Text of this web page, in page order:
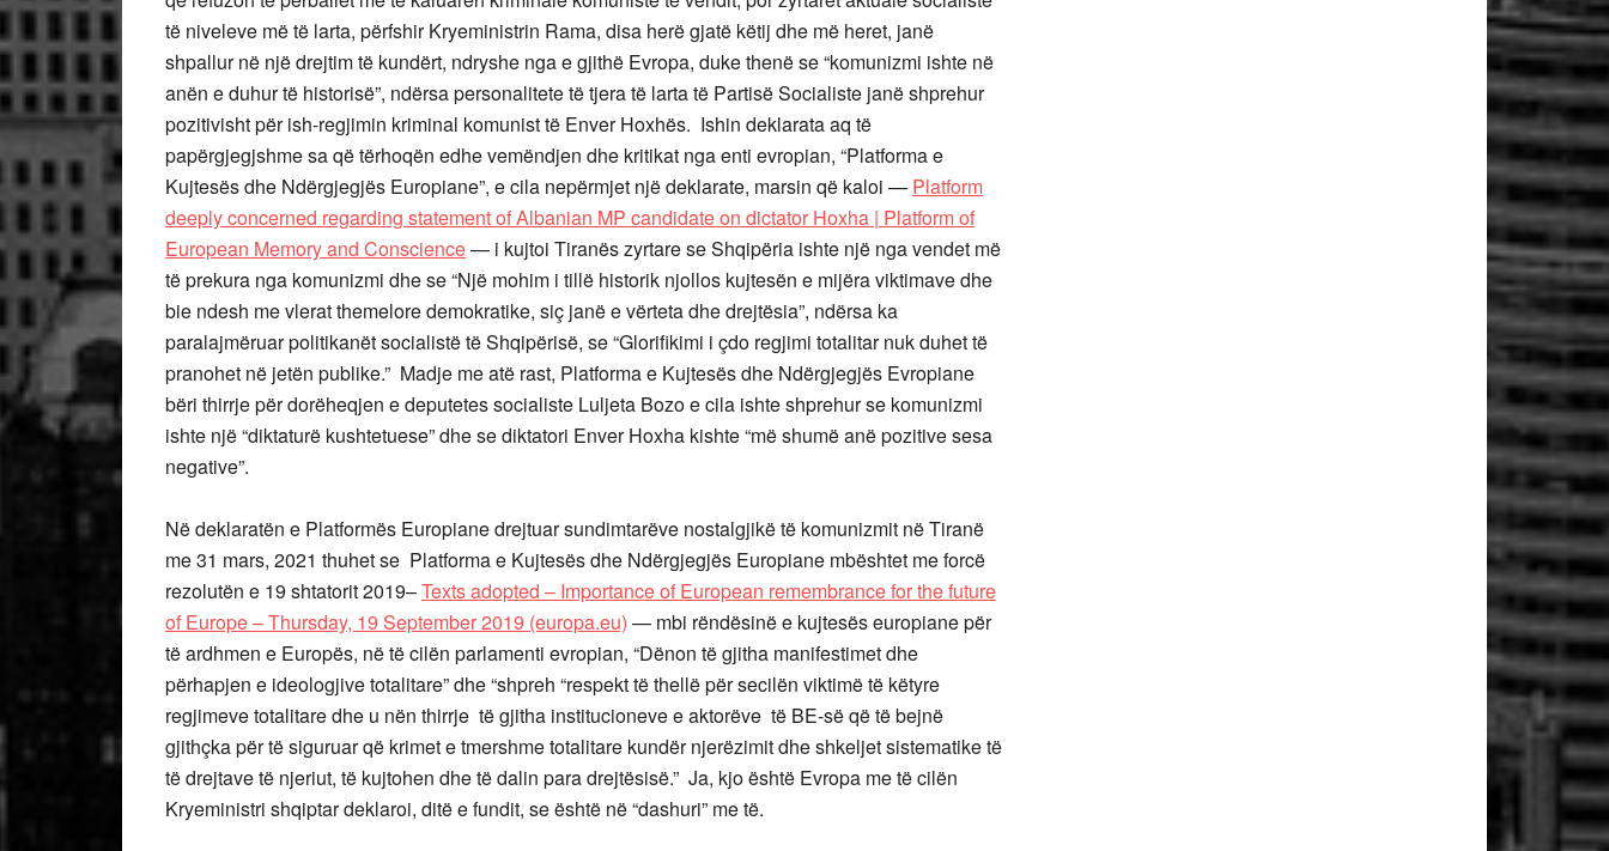
të niveleve më të larta, përfshir Kryeministrin Rama, disa herë gjatë këtij dhe më heret, janë
shpallur në një drejtim të kundërt, ndryshe nga e gjithë Evropa, duke thenë se “komunizmi ishte në
anën e duhur të historisë”, ndërsa personalitete të tjera të larta të Partisë Socialiste janë shprehur
pozitivisht për ish-regjimin kriminal komunist të Enver Hoxhës. Ishin deklarata aq të
papërgjegjshme sa që tërhoqën edhe vemëndjen dhe kritikat nga enti evropian, “Platforma e
Kujtesës dhe Ndërgjegjës Europiane”, e cila nepërmjet një deklarate, marsin që kaloi — Platform
deeply concerned regarding statement of Albanian MP candidate on dictator Hoxha | Platform of
European Memory and Conscience— i kujtoi Tiranës zyrtare se Shqipëria ishte një nga vendet më
të prekura nga komunizmi dhe se “Një mohim i tillë historik njollos kujtesën e mijëra viktimave dhe
bie ndesh me vlerat themelore demokratike, siç janë e vërteta dhe drejtësia”, ndërsa ka
paralajmëruar politikanët socialistë të Shqipërisë, se “Glorifikimi i çdo regjimi totalitar nuk duhet të
pranohet në jetën publike.” Madje me atë rast, Platforma e Kujtesës dhe Ndërgjegjës Evropiane
bëri thirrje për dorëheqjen e deputetes socialiste Luljeta Bozo e cila ishte shprehur se komunizmi
ishte një “diktaturë kushtetuese” dhe se diktatori Enver Hoxha kishte “më shumë anë pozitive sesa
negative”.
Në deklaratën e Platformës Europiane drejtuar sundimtarëve nostalgjikë të komunizmit në Tiranë
me 31 mars, 2021 thuhet se Platforma e Kujtesës dhe Ndërgjegjës Europiane mbështet me forcë
rezolutën e 19 shtatorit 2019–Texts adopted – Importance of European remembrance for the future
of Europe – Thursday, 19 September 2019 (europa.eu) — mbi rëndësinë e kujtesës europiane për
të ardhmen e Europës, në të cilën parlamenti evropian, “Dënon të gjitha manifestimet dhe
përhapjen e ideologjive totalitare” dhe “shpreh “respekt të thellë për secilën viktimë të këtyre
regjimeve totalitare dhe u nën thirrje të gjitha institucioneve e aktorëve të BE-së që të bejnë
gjithçka për të siguruar që krimet e tmershme totalitare kundër njerëzimit dhe shkeljet sistematike të
të drejtave të njeriut, të kujtohen dhe të dalin para drejtësisë.” Ja, kjo është Evropa me të cilën
Kryeministri shqiptar deklaroi, ditë e fundit, se është në “dashuri” me të.